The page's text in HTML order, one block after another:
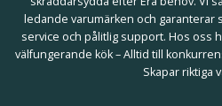
ledande varumärken och garanterar
service och pålitlig support. Hos oss
välfungerande kök – Alltid till
Skapar riktiga